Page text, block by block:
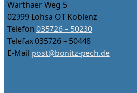
Warthaer Weg 5
02999 Lohsa OT Koblenz
Telefon 035726 – 50230
Telefax 035726 – 50448
E-Mail post@bonitz-pech.de